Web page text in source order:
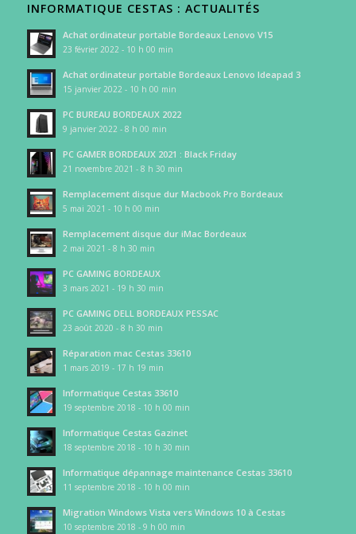
INFORMATIQUE CESTAS : ACTUALITÉS
Achat ordinateur portable Bordeaux Lenovo V15
23 février 2022 - 10 h 00 min
Achat ordinateur portable Bordeaux Lenovo Ideapad 3
15 janvier 2022 - 10 h 00 min
PC BUREAU BORDEAUX 2022
9 janvier 2022 - 8 h 00 min
PC GAMER BORDEAUX 2021 : Black Friday
21 novembre 2021 - 8 h 30 min
Remplacement disque dur Macbook Pro Bordeaux
5 mai 2021 - 10 h 00 min
Remplacement disque dur iMac Bordeaux
2 mai 2021 - 8 h 30 min
PC GAMING BORDEAUX
3 mars 2021 - 19 h 30 min
PC GAMING DELL BORDEAUX PESSAC
23 août 2020 - 8 h 30 min
Réparation mac Cestas 33610
1 mars 2019 - 17 h 19 min
Informatique Cestas 33610
19 septembre 2018 - 10 h 00 min
Informatique Cestas Gazinet
18 septembre 2018 - 10 h 30 min
Informatique dépannage maintenance Cestas 33610
11 septembre 2018 - 10 h 00 min
Migration Windows Vista vers Windows 10 à Cestas
10 septembre 2018 - 9 h 00 min